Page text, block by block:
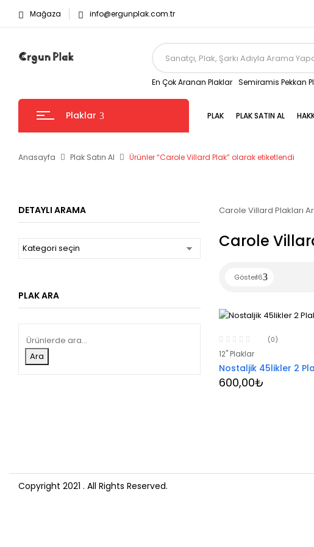
Mağaza info@ergunplak.com.tr
En Çok Aranan Plaklar Semiramis Pekkan
Plaklar PLAK PLAK SATIN AL
Anasayfa Plak Satın Al Ürünler “Carole Villard Plak” olarak etiketlendi
DETAYLI ARAMA
PLAK ARA
Ara
Carole Villard Plakları
Carole
Göster16
(0)
12" Plaklar
Nostaljik 45likler 2
600,00₺
Copyright 2021 . All Rights Reserved.